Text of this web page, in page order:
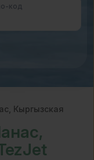
код
Кыргызская